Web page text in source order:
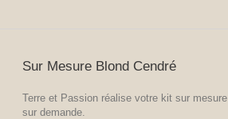
Sur Mesure Blond Cendré
Terre et Passion réalise votre kit sur mesure
sur demande.